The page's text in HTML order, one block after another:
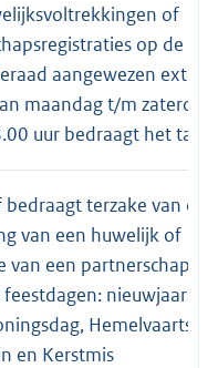
of
op de
aangewezen
maandag t/m zaterdag
uur bedraagt het
terzake van de
van een huwelijk of
van een partnerschap
en Kerstmis